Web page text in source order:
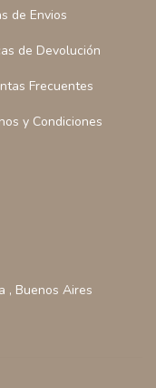
de Envios
de Devolución
Frecuentes
y Condiciones
, Buenos Aires